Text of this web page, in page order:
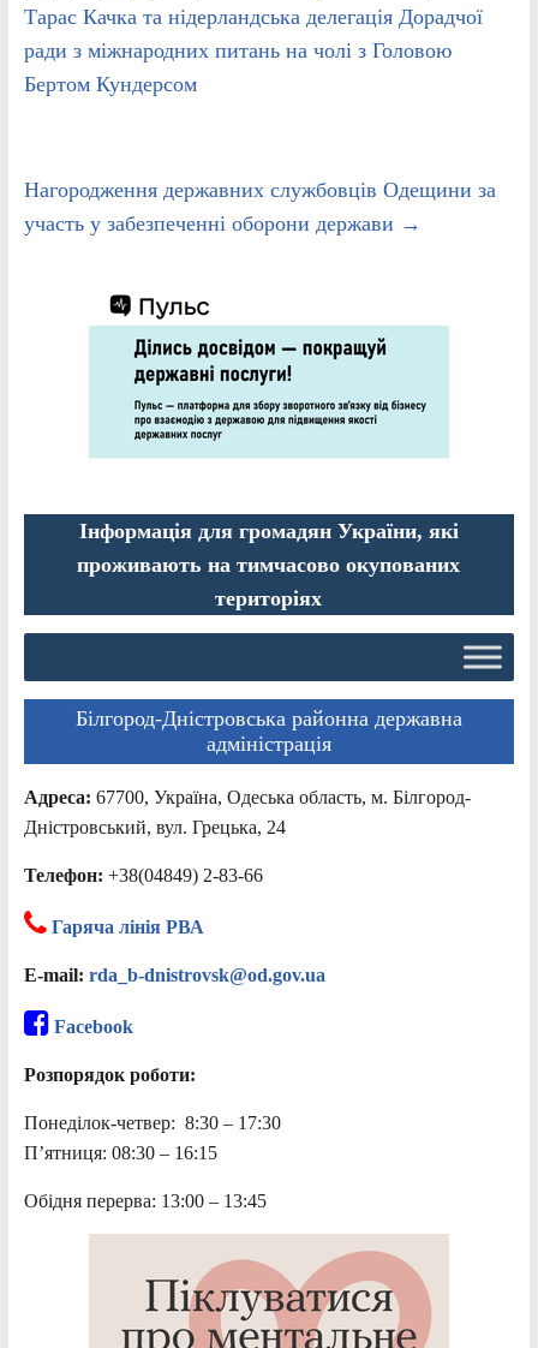
Тарас Качка та нідерландська делегація Дорадчої
ради з міжнародних питань на чолі з Головою
Бертом Кундерсом
Нагородження державних службовців Одещини за
участь у забезпеченні оборони держави →
Інформація для громадян України, які
проживають на тимчасово окупованих
територіях
Білгород-Дністровська районна державна
адміністрація
Адреса: 67700, Україна, Одеська область, м. Білгород-
Дністровський, вул. Грецька, 24
Телефон: +38(04849) 2-83-66
Гаряча лінія РВА
E-mail: rda_b-dnistrovsk@od.gov.ua
Facebook
Розпорядок роботи:
Понеділок-четвер: 8:30 – 17:30
П’ятниця: 08:30 – 16:15
Обідня перерва: 13:00 – 13:45